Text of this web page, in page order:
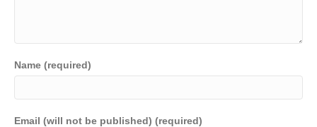
Name (required)
Email (will not be published) (required)